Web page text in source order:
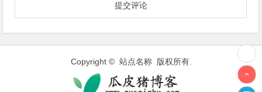
Copyright © 站点名称 版权所有.